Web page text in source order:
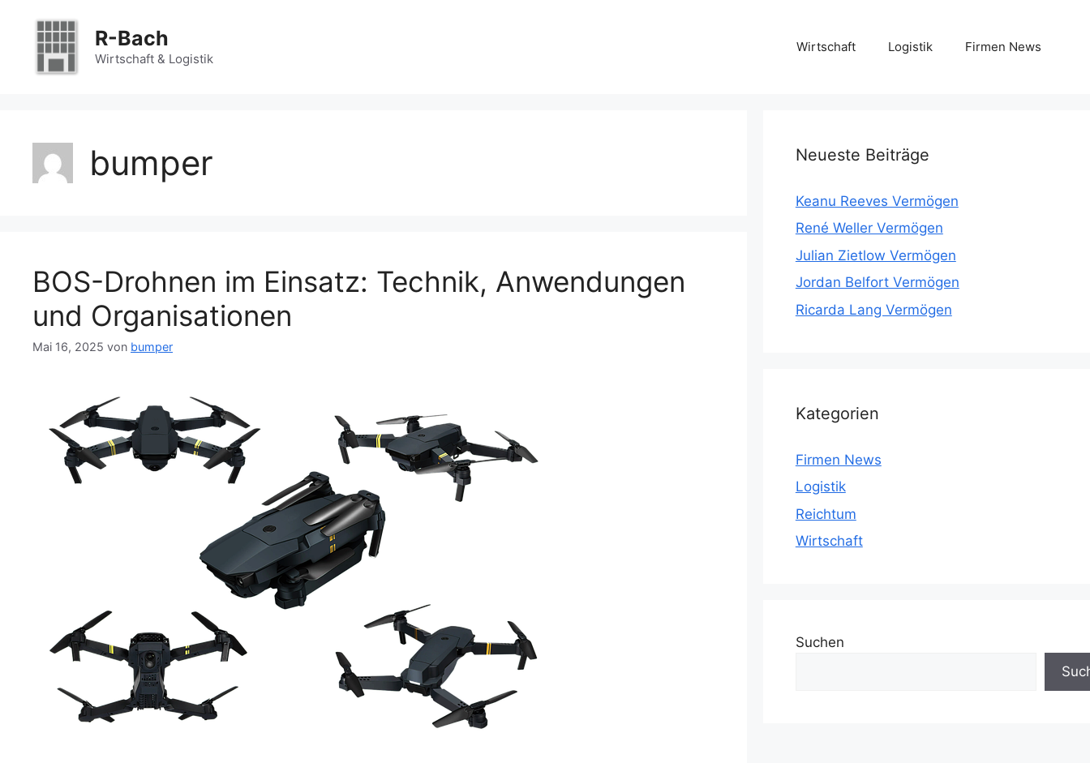
springen
R-Bach
Wirtschaft & Logistik
Wirtschaft Logistik Firmen News
bumper
BOS-Drohnen im Einsatz: Technik, Anwendungen
und Organisationen
Mai 16, 2025 von bumper
Neueste Beiträge
Keanu Reeves Vermögen
René Weller Vermögen
Julian Zietlow Vermögen
Jordan Belfort Vermögen
Ricarda Lang Vermögen
Kategorien
Firmen News
Logistik
Reichtum
Wirtschaft
Suchen